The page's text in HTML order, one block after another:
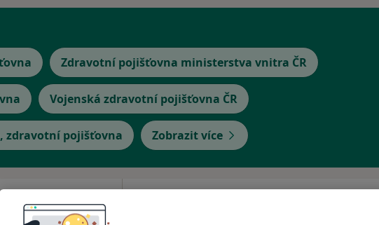
Zdravotní pojišťovna ministerstva vnitra ČR
Vojenská zdravotní pojišťovna ČR
zdravotní pojišťovna Zobrazit více
Vávrová